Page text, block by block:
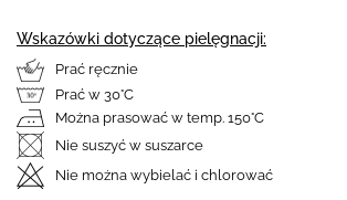
Wskazówki dotyczące pielęgnacji:
Prać ręcznie
Prać w 30°C
Można prasować w temp. 150°C
Nie suszyć w suszarce
Nie można wybielać i chlorować